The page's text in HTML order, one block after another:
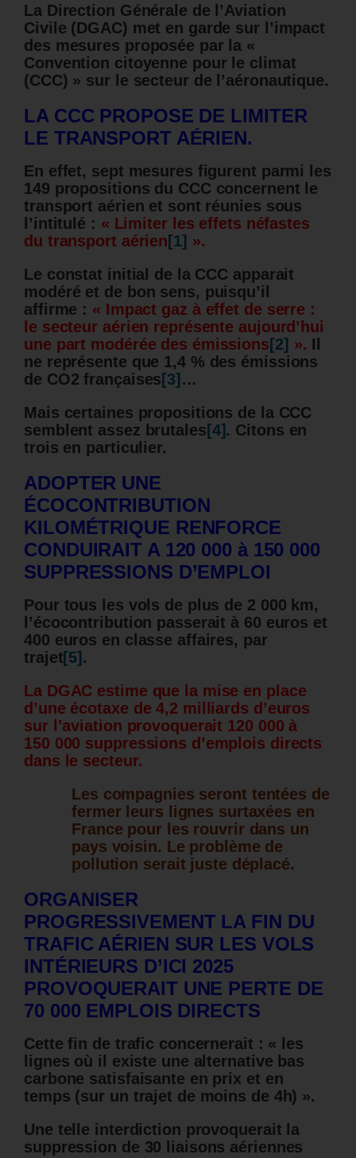
La Direction Générale de l’Aviation
Civile (DGAC) met en garde sur l’impact
des mesures proposée par la «
Convention citoyenne pour le climat
(CCC) » sur le secteur de l’aéronautique.
LA CCC PROPOSE DE LIMITER
LE TRANSPORT AÉRIEN.
En effet, sept mesures figurent parmi les
149 propositions du CCC concernent le
transport aérien et sont réunies sous
l’intitulé : « Limiter les effets néfastes
du transport aérien [1] ».
Le constat initial de la CCC apparait
modéré et de bon sens, puisqu’il
affirme : « Impact gaz à effet de serre :
le secteur aérien représente aujourd’hui
une part modérée des émissions [2] ». Il
ne représente que 1,4 % des émissions
de CO2 françaises [3] …
Mais certaines propositions de la CCC
semblent assez brutales [4]. Citons en
trois en particulier.
ADOPTER UNE
ÉCOCONTRIBUTION
KILOMÉTRIQUE RENFORCE
CONDUIRAIT A 120 000 à 150 000
SUPPRESSIONS D’EMPLOI
Pour tous les vols de plus de 2 000 km,
l’écocontribution passerait à 60 euros et
400 euros en classe affaires, par
trajet[5] .
La DGAC estime que la mise en place
d’une écotaxe de 4,2 milliards d’euros
sur l’aviation provoquerait 120 000 à
150 000 suppressions d’emplois directs
dans le secteur.
Les compagnies seront tentées de
fermer leurs lignes surtaxées en
France pour les rouvrir dans un
pays voisin. Le problème de
pollution serait juste déplacé.
ORGANISER
PROGRESSIVEMENT LA FIN DU
TRAFIC AÉRIEN SUR LES VOLS
INTÉRIEURS D’ICI 2025
PROVOQUERAIT UNE PERTE DE
70 000 EMPLOIS DIRECTS
Cette fin de trafic concernerait : « les
lignes où il existe une alternative bas
carbone satisfaisante en prix et en
temps (sur un trajet de moins de 4h) ».
Une telle interdiction provoquerait la
suppression de 30 liaisons aériennes